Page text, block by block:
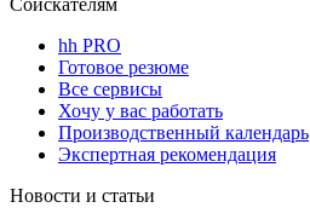
hh PRO
Готовое резюме
Все сервисы
Хочу у вас работать
Производственный календарь
Экспертная рекомендация
Новости и статьи